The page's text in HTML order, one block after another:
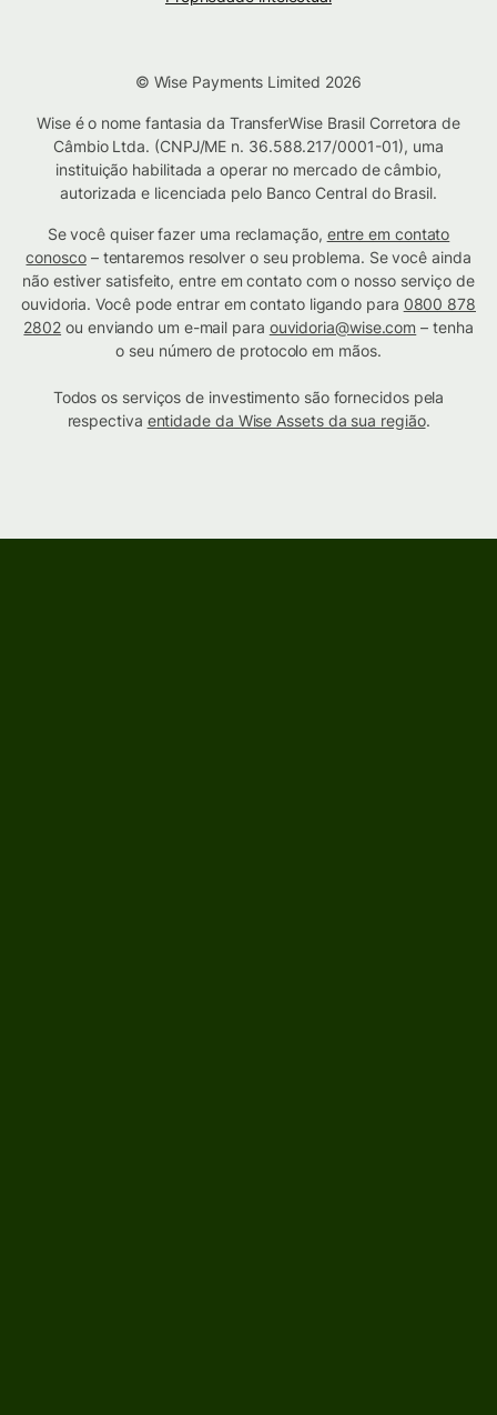
© Wise Payments Limited 2026
Wise é o nome fantasia da TransferWise Brasil Corretora de
Câmbio Ltda. (CNPJ/ME n. 36.588.217/0001-01), uma
instituição habilitada a operar no mercado de câmbio,
autorizada e licenciada pelo Banco Central do Brasil.
Se você quiser fazer uma reclamação, entre em contato
conosco– tentaremos resolver o seu problema. Se você ainda
não estiver satisfeito, entre em contato com o nosso serviço de
ouvidoria. Você pode entrar em contato ligando para 0800 878
2802 ou enviando um e-mail para ouvidoria@wise.com – tenha
o seu número de protocolo em mãos.
Todos os serviços de investimento são fornecidos pela
respectiva entidade da Wise Assets da sua região.